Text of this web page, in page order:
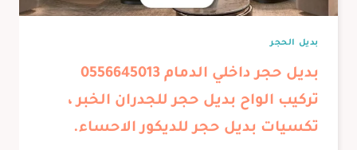
الشرقية
بديل الحجر
بديل حجر داخلي الدمام 0556645013
تركيب الواح بديل حجر للجدران الخبر ،
تكسيات بديل حجر للديكور الاحساء.